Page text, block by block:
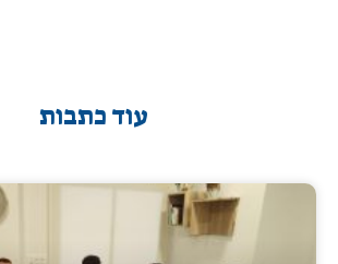
עוד כתבות